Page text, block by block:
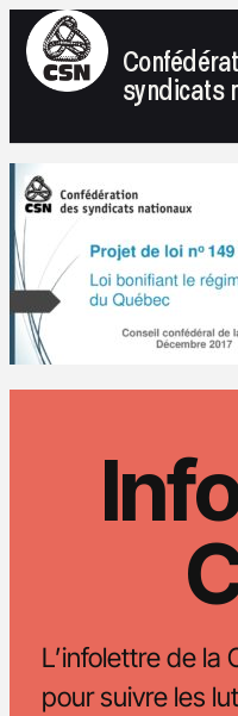
syndicats
L’infolettre de la
pour suivre les